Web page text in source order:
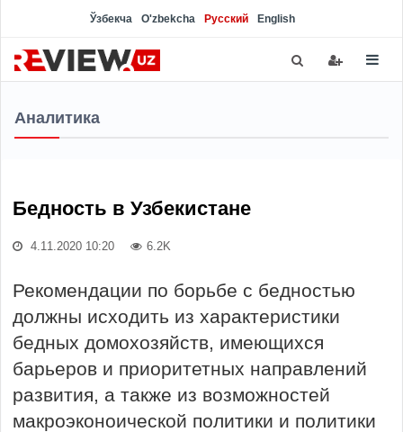
Ўзбекча O'zbekcha Русский English
Аналитика
Бедность в Узбекистане
4.11.2020 10:20 6.2K
Рекомендации по борьбе с бедностью
должны исходить из характеристики
бедных домохозяйств, имеющихся
барьеров и приоритетных направлений
развития, а также из возможностей
макроэконоической политики и политики